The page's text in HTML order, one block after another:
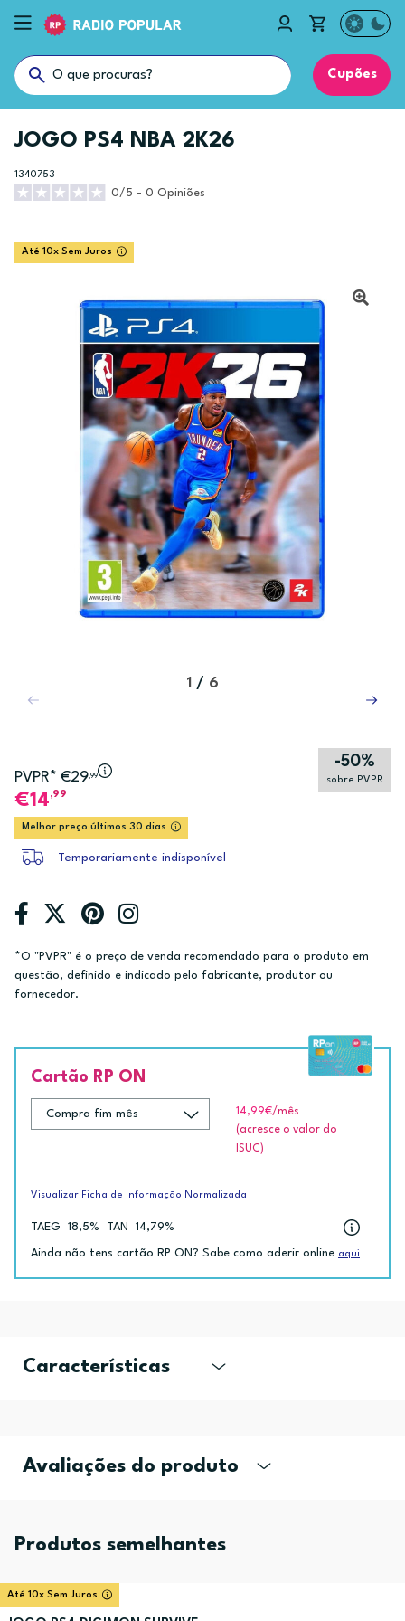
Cupões
JOGO PS4 NBA 2K26
1340753
0/5 - 0 Opiniões
Até 10x Sem Juros
1 / 6
PVPR* €29,99
-50%
sobre PVPR
14,99
Melhor preço últimos 30 dias
Temporariamente indisponível
*O "PVPR" é o preço de venda recomendado para o produto em
questão, definido e indicado pelo fabricante, produtor ou
fornecedor.
Cartão RP ON
14,99€/mês
(acresce o valor do
ISUC)
Visualizar Ficha de Informação Normalizada
TAEG 18,5% TAN 14,79%
Ainda não tens cartão RP ON? Sabe como aderir online aqui
Características
Avaliações do produto
Produtos semelhantes
Até 10x Sem Juros